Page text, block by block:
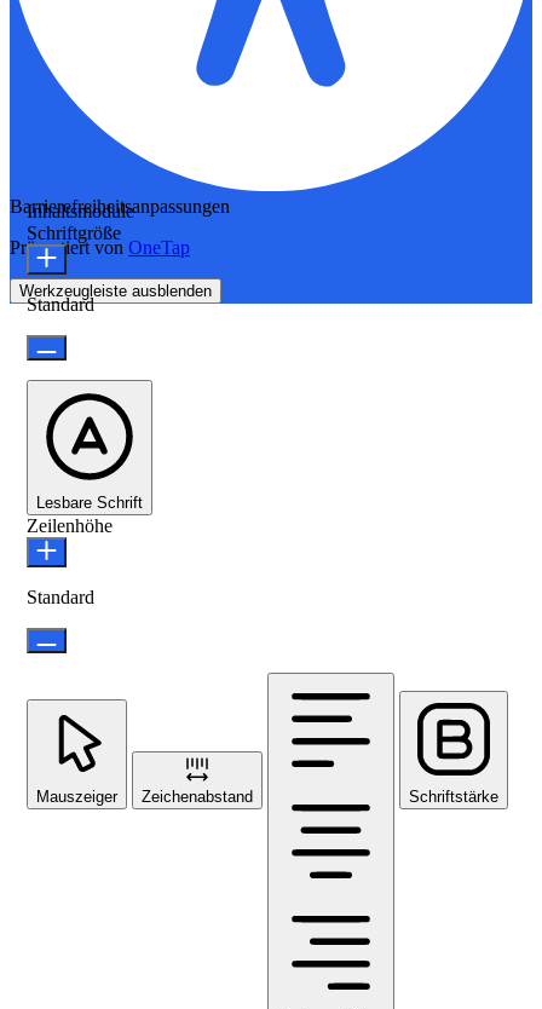
Barrierefreiheitsanpassungen
Präsentiert von OneTap
Werkzeugleiste ausblenden
Inhaltsmodule
Schriftgröße
Standard
Lesbare Schrift
Zeilenhöhe
Standard
Mauszeiger Zeichenabstand Schriftstärke